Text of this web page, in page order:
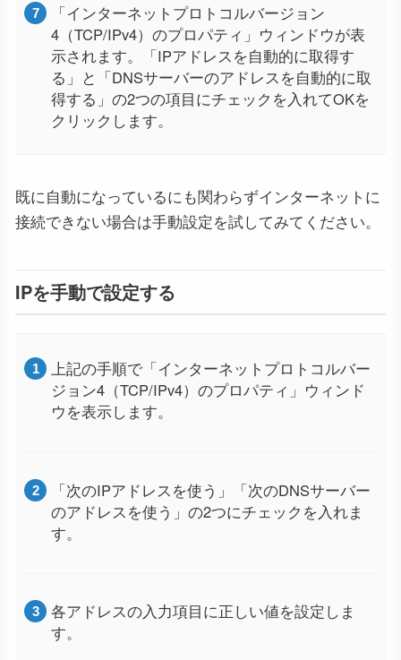
「インターネットプロトコルバージョン
4（TCP/IPv4）のプロパティ」ウィンドウが表
示されます。「IPアドレスを自動的に取得す
る」と「DNSサーバーのアドレスを自動的に取
得する」の2つの項目にチェックを入れてOKを
クリックします。
既に自動になっているにも関わらずインターネットに
接続できない場合は手動設定を試してみてください。
IPを手動で設定する
上記の手順で「インターネットプロトコルバー
ジョン4（TCP/IPv4）のプロパティ」ウィンド
ウを表示します。
「次のIPアドレスを使う」「次のDNSサーバー
のアドレスを使う」の2つにチェックを入れま
す。
各アドレスの入力項目に正しい値を設定しま
す。